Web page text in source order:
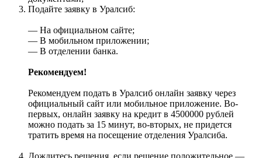
Подайте заявку в Уралсиб:
— На официальном сайте;
— В мобильном приложении;
— В отделении банка.
Рекомендуем!
Рекомендуем подать в Уралсиб онлайн заявку через
официальный сайт или мобильное приложение. Во-
первых, онлайн заявку на кредит в 4500000 рублей
можно подать за 15 минут, во-вторых, не придется
тратить время на посещение отделения Уралсиба.
Дождитесь решения, если решение положительное —